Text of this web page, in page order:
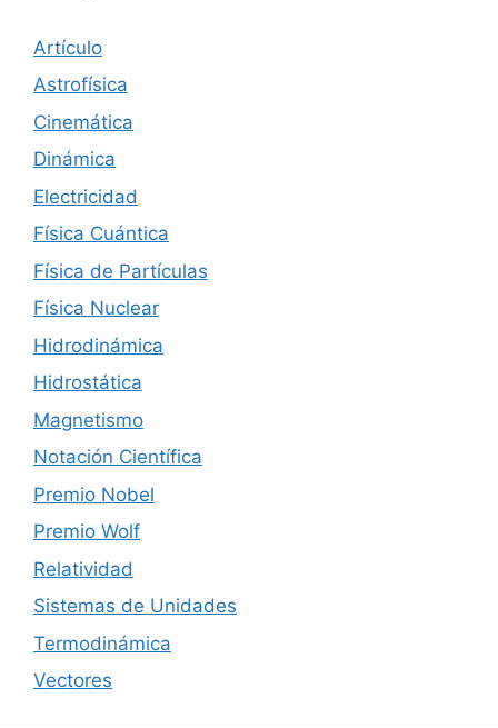
Artículo
Astrofísica
Cinemática
Dinámica
Electricidad
Física Cuántica
Física de Partículas
Física Nuclear
Hidrodinámica
Hidrostática
Magnetismo
Notación Científica
Premio Nobel
Premio Wolf
Relatividad
Sistemas de Unidades
Termodinámica
Vectores